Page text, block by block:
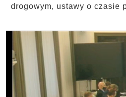
drogowym, ustawy o czasie